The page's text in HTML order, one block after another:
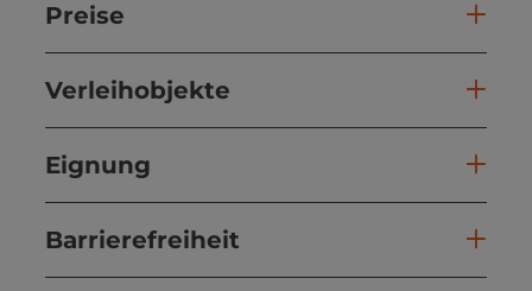
Preise
Verleihobjekte
Eignung
Barrierefreiheit